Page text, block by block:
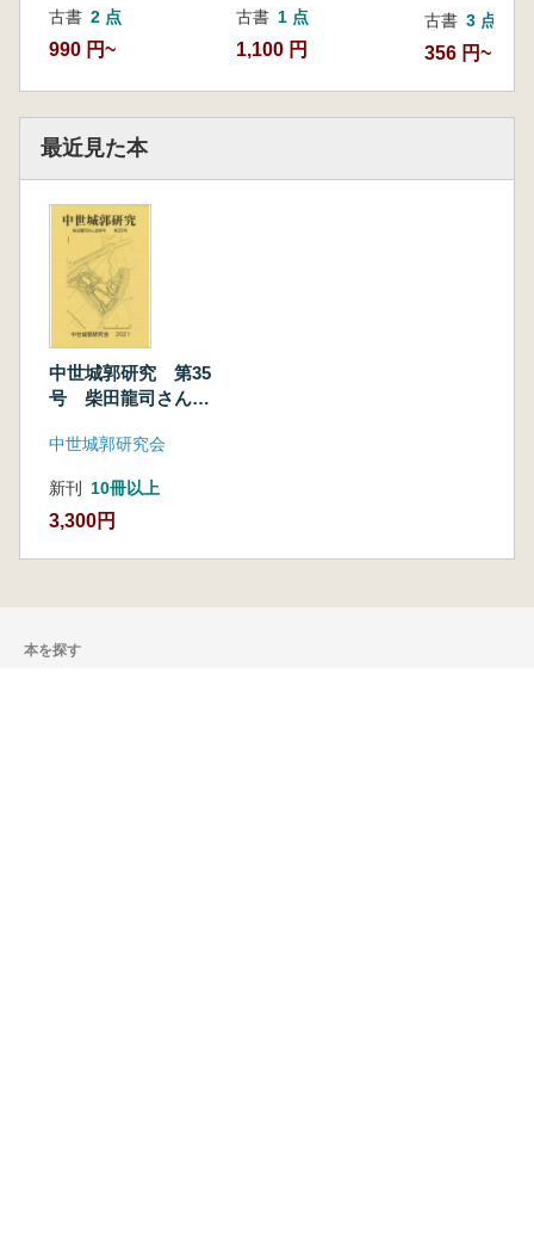
古書 2 点
990 円~
古書 1 点
1,100 円
古書 3 点
356 円~
最近見た本
中世城郭研究 第35
号 柴田龍司さん追
中世城郭研究会
新刊 10冊以上
3,300円
本を探す